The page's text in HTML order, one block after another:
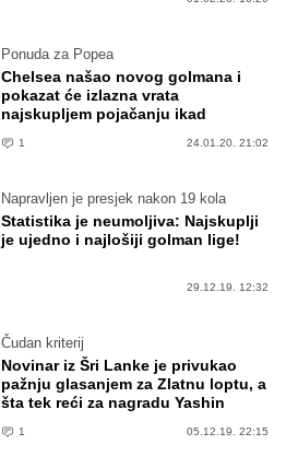
Ponuda za Popea
Chelsea našao novog golmana i
pokazat će izlazna vrata
najskupljem pojačanju ikad
1 24.01.20. 21:02
Napravljen je presjek nakon 19 kola
Statistika je neumoljiva: Najskuplji
je ujedno i najlošiji golman lige!
29.12.19. 12:32
Čudan kriterij
Novinar iz Šri Lanke je privukao
pažnju glasanjem za Zlatnu loptu, a
šta tek reći za nagradu Yashin
1 05.12.19. 22:15